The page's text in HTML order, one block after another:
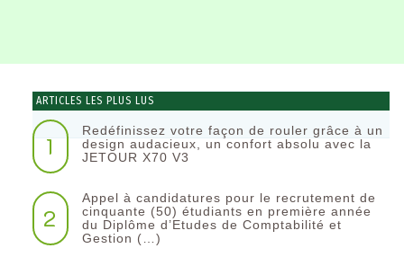
ARTICLES LES PLUS LUS
1
Redéfinissez votre façon de rouler grâce à un
design audacieux, un confort absolu avec la
JETOUR X70 V3
2
Appel à candidatures pour le recrutement de
cinquante (50) étudiants en première année
du Diplôme d’Etudes de Comptabilité et
Gestion (…)